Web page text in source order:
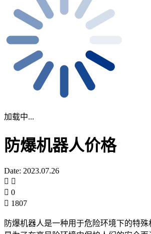
加载中...
防爆机器人价格
Date: 2023.07.26
0
1807
防爆机器人是一种用于危险环境下的特